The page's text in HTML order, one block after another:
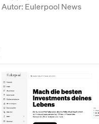
Autor: Eulerpool News